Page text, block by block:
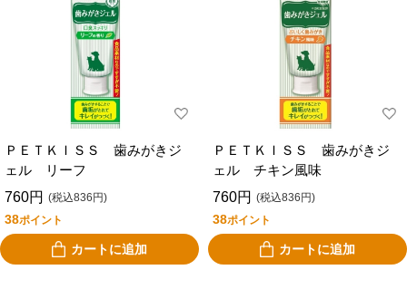
ＰＥＴＫＩＳＳ 歯みがきジ
ェル リーフ
760円 (税込836円)
38ポイント
カートに追加
ＰＥＴＫＩＳＳ 歯みがきジ
ェル チキン風味
760円 (税込836円)
38ポイント
カートに追加